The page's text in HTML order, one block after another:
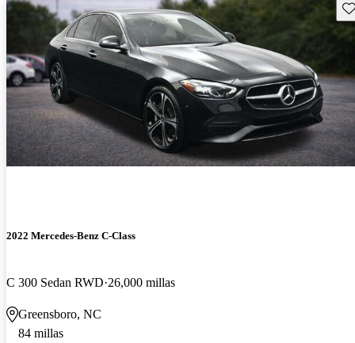
2022 Mercedes-Benz C-Class
C 300 Sedan RWD 26,000 millas
Greensboro, NC
84 millas